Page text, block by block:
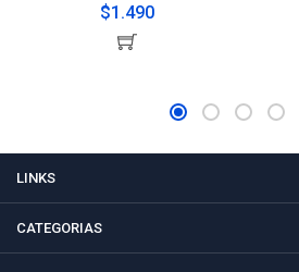
$1.490
LINKS
CATEGORIAS